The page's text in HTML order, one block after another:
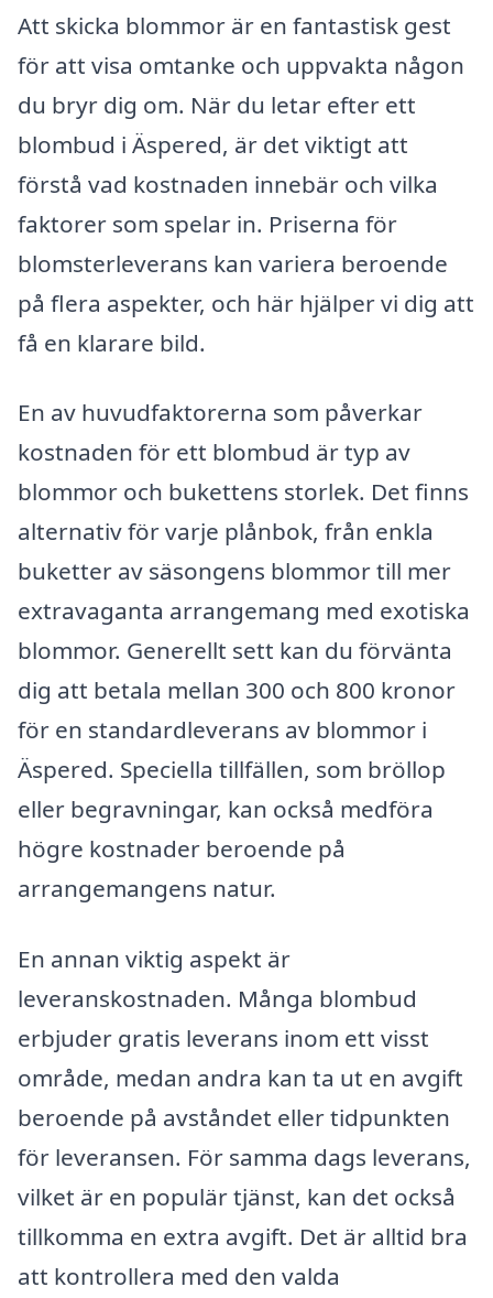
Att skicka blommor är en fantastisk gest
för att visa omtanke och uppvakta någon
du bryr dig om. När du letar efter ett
blombud i Äspered, är det viktigt att
förstå vad kostnaden innebär och vilka
faktorer som spelar in. Priserna för
blomsterleverans kan variera beroende
på flera aspekter, och här hjälper vi dig att
få en klarare bild.
En av huvudfaktorerna som påverkar
kostnaden för ett blombud är typ av
blommor och bukettens storlek. Det finns
alternativ för varje plånbok, från enkla
buketter av säsongens blommor till mer
extravaganta arrangemang med exotiska
blommor. Generellt sett kan du förvänta
dig att betala mellan 300 och 800 kronor
för en standardleverans av blommor i
Äspered. Speciella tillfällen, som bröllop
eller begravningar, kan också medföra
högre kostnader beroende på
arrangemangens natur.
En annan viktig aspekt är
leveranskostnaden. Många blombud
erbjuder gratis leverans inom ett visst
område, medan andra kan ta ut en avgift
beroende på avståndet eller tidpunkten
för leveransen. För samma dags leverans,
vilket är en populär tjänst, kan det också
tillkomma en extra avgift. Det är alltid bra
att kontrollera med den valda